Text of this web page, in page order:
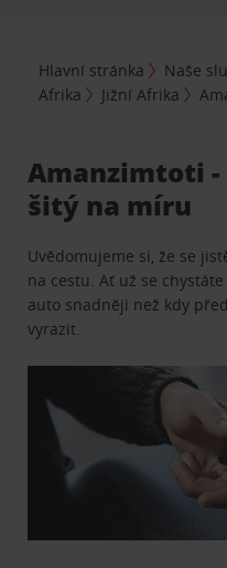
Hlavní stránka Naše
Afrika
Jižní Afrika
Amanzimtoti
šitý na míru
Uvědomujeme si, že se
na cestu. Ať už se
auto snadněji než kdy
vyrazit.